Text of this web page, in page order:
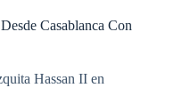
Casablanca Con
Hassan II en